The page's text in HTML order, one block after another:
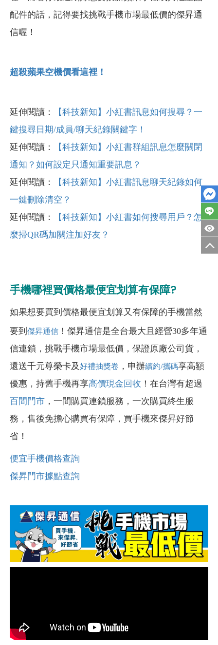
配件的話，記得要找挑戰手機市場最低價的傑昇通
信喔！
超殺蘋果空機價看這裡！
延伸閱讀：
【科技新知】小紅書訊息如何搜尋？一
鍵搜尋日期/成員/聊天紀錄關鍵字！
延伸閱讀：
【科技新知】小紅書群組訊息怎麼關閉
通知？如何設定只通知重要訊息？
延伸閱讀：
【科技新知】小紅書訊息聊天紀錄如何
一鍵刪除清空？
延伸閱讀：
【科技新知】小紅書如何搜尋用戶？怎
麼掃QR碼加關注加好友？
手機哪裡買價格最便宜划算有保障?
如果想要買到價格最便宜划算又有保障的手機當然
要到 傑昇通信 ！傑昇通信是全台最大且經營30多年通
信連鎖，挑戰手機市場最低價，保證原廠公司貨，
還送千元尊榮卡及好禮抽獎卷 ，申辦續約/攜碼享高額
優惠，持舊手機再享高價現金回收 ！在台灣有超過
百間門市 ，一間購買連鎖服務，一次購買終生服
務，售後免擔心購買有保障，買手機來傑昇好節
省！
便宜手機價格查詢
傑昇門市據點查詢